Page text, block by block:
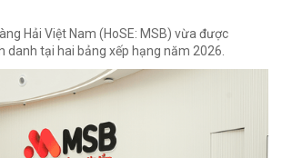
Hải Việt Nam (HoSE: MSB) vừa được
danh tại hai bảng xếp hạng năm 2026.